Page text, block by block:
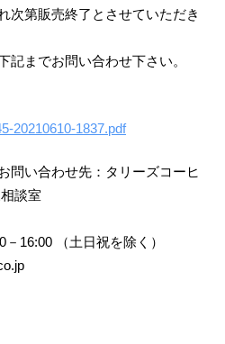
次第販売終了とさせていただき
までお問い合わせ下さい。
20210610-1837.pdf
問い合わせ先：タリーズコーヒ
談室
16:00 （土日祝を除く）